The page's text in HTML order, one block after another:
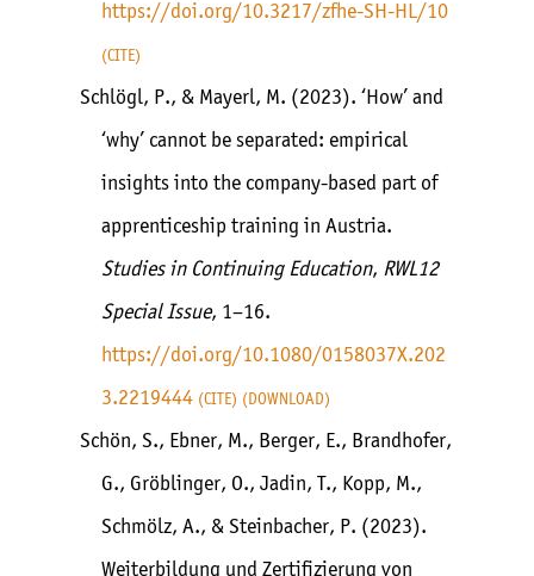
https://doi.org/10.3217/zfhe-SH-HL/10
CITE
Schlögl, P., & Mayerl, M. (2023). ‘How’ and
‘why’ cannot be separated: empirical
insights into the company-based part of
apprenticeship training in Austria.
Studies in Continuing Education, RWL12
Special Issue, 1–16.
https://doi.org/10.1080/0158037X.202
3.2219444
CITE DOWNLOAD
Schön, S., Ebner, M., Berger, E., Brandhofer,
G., Gröblinger, O., Jadin, T., Kopp, M.,
Schmölz, A., & Steinbacher, P. (2023).
Weiterbildung und Zertifizierung von